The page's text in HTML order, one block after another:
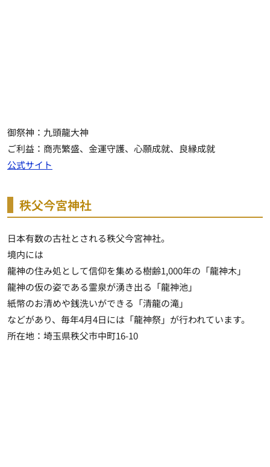
御祭神：九頭龍大神
ご利益：商売繁盛、金運守護、心願成就、良縁成就
公式サイト
秩父今宮神社
日本有数の古社とされる秩父今宮神社。
境内には
龍神の住み処として信仰を集める樹齢1,000年の「龍神木」
龍神の仮の姿である霊泉が湧き出る「龍神池」
紙幣のお清めや銭洗いができる「清龍の滝」
などがあり、毎年4月4日には「龍神祭」が行われています。
所在地：埼玉県秩父市中町16-10